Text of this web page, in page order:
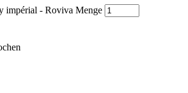
impérial - Roviva Menge